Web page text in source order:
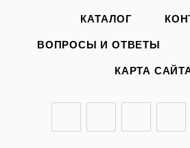
КАТАЛОГ
ВОПРОСЫ И ОТВЕТЫ
КАРТА